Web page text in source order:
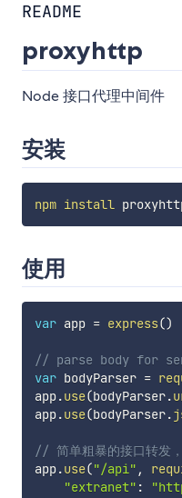
README
proxyhttp
Node 接口代理中间件
安装
npm install
使用
var app = express()
// parse body for
var bodyParser =
app.use(bodyParser.
app.use(bodyParser.
// 简单粗暴的接口转发，
app.use("/api" ,
"extranet" :